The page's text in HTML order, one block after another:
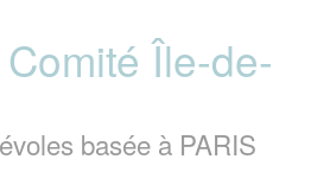
Île-de-
basée à PARIS